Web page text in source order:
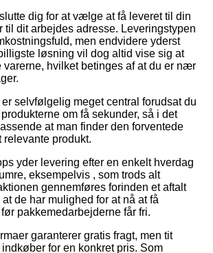
dig for at vælge at få leveret til din
dit arbejdes adresse. Leveringstypen
men endvidere yderst
løsning vil dog altid vise sig at
hvilket betinges af at du er nær
selvfølgelig meget central forudsat du
om få sekunder, så i det
at man finder den forventede
relevante produkt.
yder levering efter en enkelt hverdag
eksempelvis , som trods alt
gennemføres forinden et aftalt
de har mulighed for at nå at få
pakkemedarbejderne får fri.
garanterer gratis fragt, men tit
for en konkret pris. Som